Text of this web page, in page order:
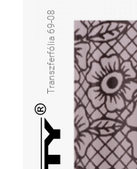
Transzferfólia 69-08